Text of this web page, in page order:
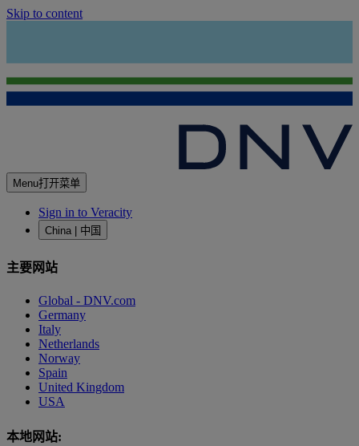
Skip to content
Menu打开菜单
Sign in to Veracity
China | 中国
主要网站
Global - DNV.com
Germany
Italy
Netherlands
Norway
Spain
United Kingdom
USA
本地网站: